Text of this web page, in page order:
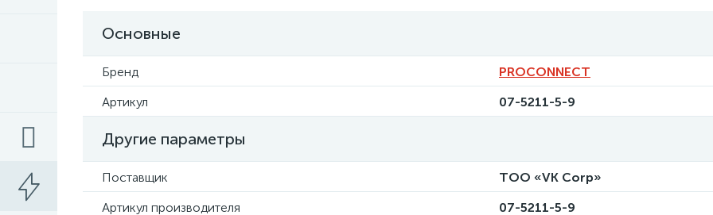
Основные
Бренд
PROCONNECT
Артикул
07-5211-5-9
Другие параметры
Поставщик
ТОО «VK Corp»
Артикул производителя
07-5211-5-9